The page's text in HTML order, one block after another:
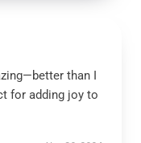
than I
for adding joy to